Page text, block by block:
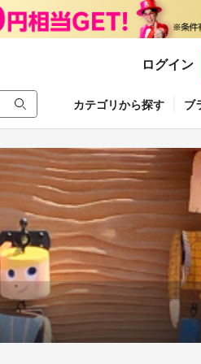
ログイン
カテゴリから探す ブ